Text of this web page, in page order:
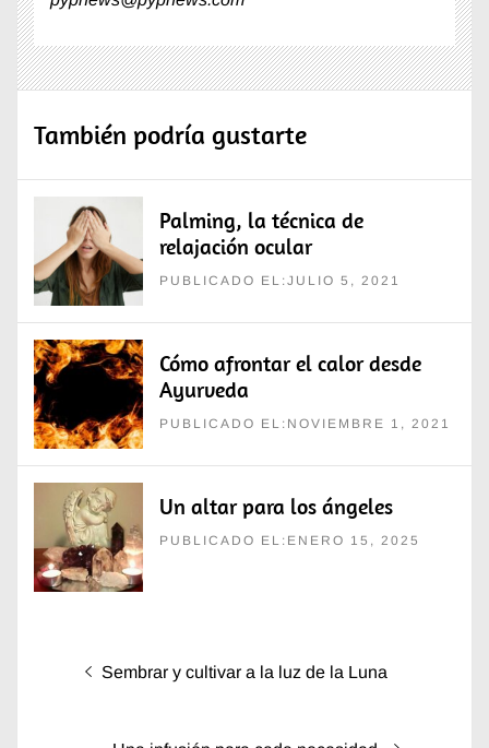
También podría gustarte
Palming, la técnica de
relajación ocular
PUBLICADO EL:JULIO 5, 2021
Cómo afrontar el calor desde
Ayurveda
PUBLICADO EL:NOVIEMBRE 1, 2021
Un altar para los ángeles
PUBLICADO EL:ENERO 15, 2025
Navegación
Entrada
Sembrar y cultivar a la luz de la Luna